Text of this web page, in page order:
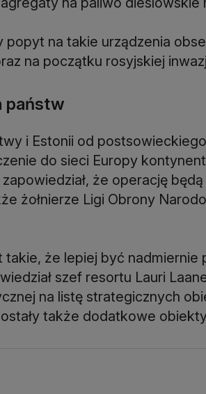
popyt na takie urządzenia
na początku rosyjskiej
państw
i Estonii od
do sieci Europy
że operację
żołnierze Ligi Obrony
takie, że lepiej być
szef resortu Lauri
na listę strategicznych
także dodatkowe